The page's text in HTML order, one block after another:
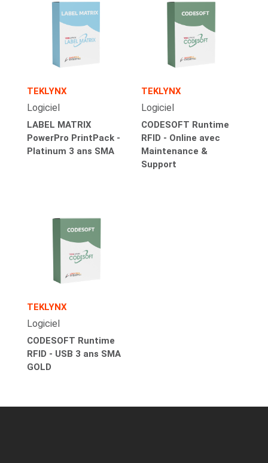
TEKLYNX
Logiciel
LABEL MATRIX
PowerPro PrintPack -
Platinum 3 ans SMA
TEKLYNX
Logiciel
CODESOFT Runtime
RFID - Online avec
Maintenance &
Support
TEKLYNX
Logiciel
CODESOFT Runtime
RFID - USB 3 ans SMA
GOLD